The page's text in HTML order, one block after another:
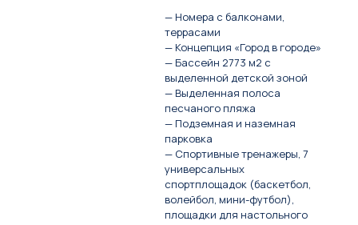
— Номера с балконами,
террасами
— Концепция «Город в городе»
— Бассейн 2773 м2 с
выделенной детской зоной
— Выделенная полоса
песчаного пляжа
— Подземная и наземная
парковка
— Спортивные тренажеры, 7
универсальных
спортплощадок (баскетбол,
волейбол, мини-футбол),
площадки для настольного